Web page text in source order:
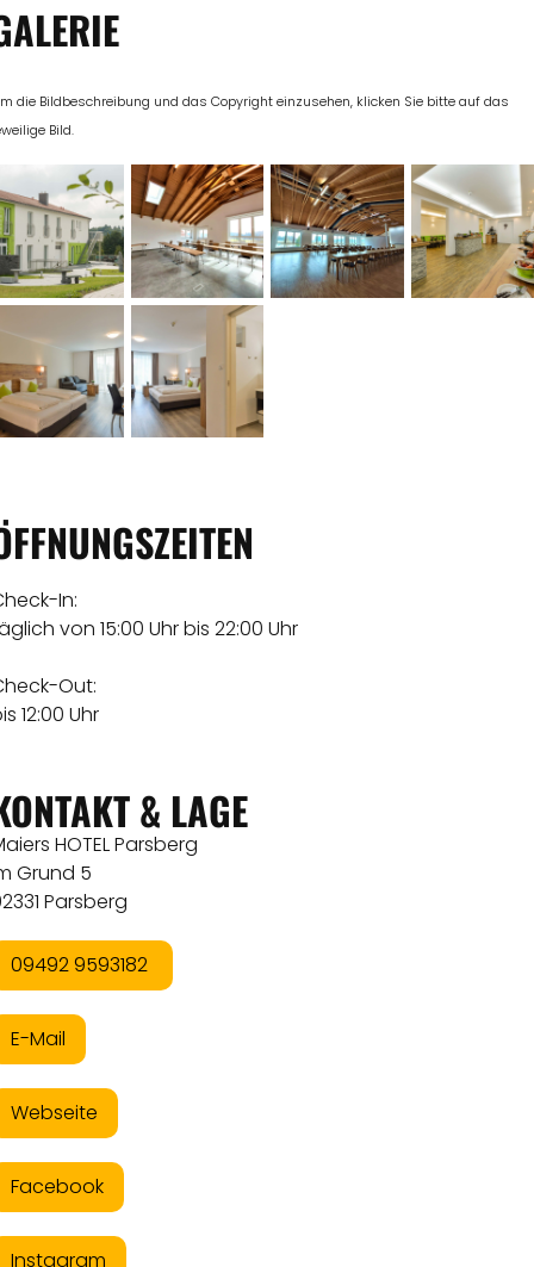
die Bildbeschreibung und das Copyright einzusehen, klicken Sie bitte auf das
Bild.
In:
von 15:00 Uhr bis 22:00 Uhr
Out:
12:00 Uhr
& LAGE
HOTEL Parsberg
Grund 5
Parsberg
09492 9593182
E-Mail
Webseite
Facebook
Instagram